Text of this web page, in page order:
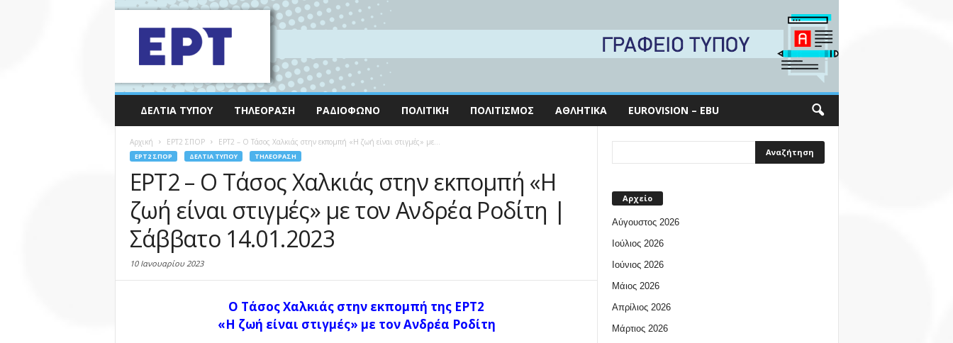
ΔΕΛΤΊΑ ΤΎΠΟΥ ΤΗΛΕΌΡΑΣΗ ΡΑΔΙΌΦΩΝΟ ΠΟΛΙΤΙΚΉ ΠΟΛΙΤΙΣΜΌΣ ΑΘΛΗΤΙΚΆ EUROVISION – EBU
Αρχική EΡΤ2 ΣΠΟΡ ΕΡΤ2 – Ο Τάσος Χαλκιάς στην εκπομπή «Η ζωή είναι στιγμές» με...
EΡΤ2 ΣΠΟΡ ΔΕΛΤΊΑ ΤΎΠΟΥ ΤΗΛΕΌΡΑΣΗ
ΕΡΤ2 – Ο Τάσος Χαλκιάς στην εκπομπή «Η
ζωή είναι στιγμές» με τον Ανδρέα Ροδίτη |
Σάββατο 14.01.2023
10 Ιανουαρίου 2023
Ο Τάσος Χαλκιάς στην εκπομπή της ΕΡΤ2
«Η ζωή είναι στιγμές» με τον Ανδρέα Ροδίτη
Αρχείο
Αύγουστος 2026
Ιούλιος 2026
Ιούνιος 2026
Μάιος 2026
Απρίλιος 2026
Μάρτιος 2026